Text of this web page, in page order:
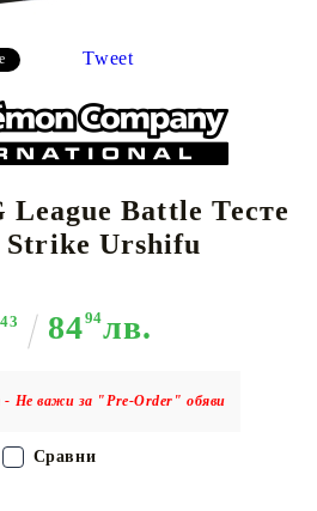
Tweet
League Battle Тесте
Strike Urshifu
43 8494лв.
- Не важи за "Pre-Order" обяви
Сравни